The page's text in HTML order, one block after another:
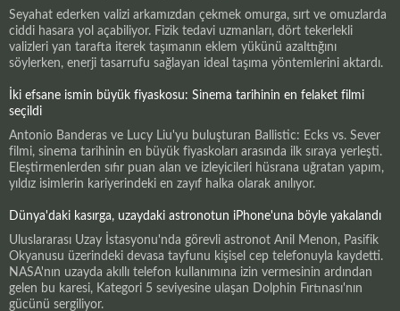
Seyahat ederken valizi arkamızdan çekmek omurga, sırt ve omuzlarda
ciddi hasara yol açabiliyor. Fizik tedavi uzmanları, dört tekerlekli
valizleri yan tarafta iterek taşımanın eklem yükünü azalttığını
söylerken, enerji tasarrufu sağlayan ideal taşıma yöntemlerini aktardı.
İki efsane ismin büyük fiyaskosu: Sinema tarihinin en felaket filmi
seçildi
Antonio Banderas ve Lucy Liu'yu buluşturan Ballistic: Ecks vs. Sever
filmi, sinema tarihinin en büyük fiyaskoları arasında ilk sıraya yerleşti.
Eleştirmenlerden sıfır puan alan ve izleyicileri hüsrana uğratan yapım,
yıldız isimlerin kariyerindeki en zayıf halka olarak anılıyor.
Dünya'daki kasırga, uzaydaki astronotun iPhone'una böyle yakalandı
Uluslararası Uzay İstasyonu'nda görevli astronot Anil Menon, Pasifik
Okyanusu üzerindeki devasa tayfunu kişisel cep telefonuyla kaydetti.
NASA'nın uzayda akıllı telefon kullanımına izin vermesinin ardından
gelen bu karesi, Kategori 5 seviyesine ulaşan Dolphin Fırtınası'nın
gücünü sergiliyor.